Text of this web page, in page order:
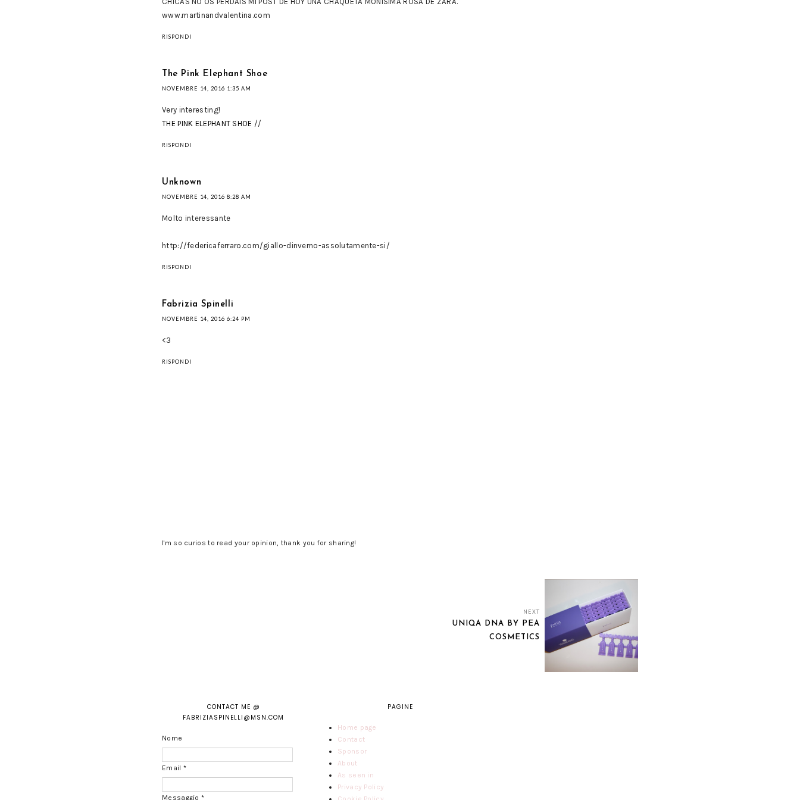
www.martinandvalentina.com
RISPONDI
The Pink Elephant Shoe
NOVEMBRE 14, 2016 1:35 AM
Very interesting!
THE PINK ELEPHANT SHOE //
RISPONDI
Unknown
NOVEMBRE 14, 2016 8:28 AM
Molto interessante
http://federicaferraro.com/giallo-dinverno-assolutamente-si/
RISPONDI
Fabrizia Spinelli
NOVEMBRE 14, 2016 6:24 PM
<3
RISPONDI
I'm so curios to read your opinion, thank you for sharing!
NEXT
UNIQA DNA BY PEA
COSMETICS
CONTACT ME @
FABRIZIASPINELLI@MSN.COM
Nome
Email *
Messaggio *
PAGINE
Home page
Contact
Sponsor
About
As seen in
Privacy Policy